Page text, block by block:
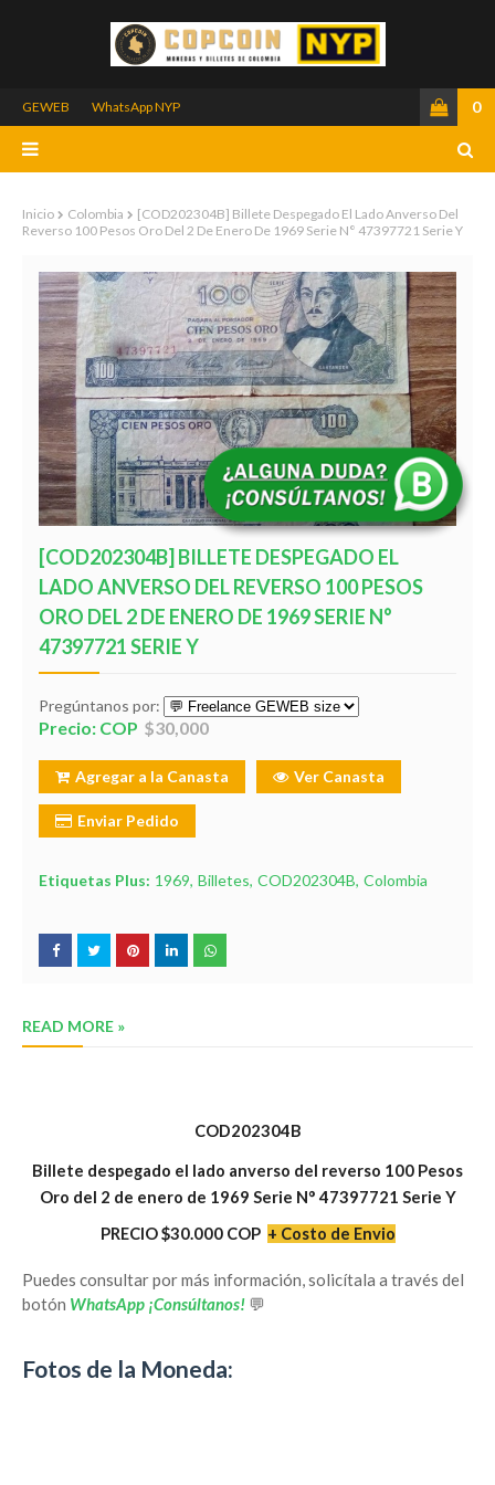
GEWEB WhatsApp NYP 0
Inicio Colombia
[COD202304B] Billete Despegado El Lado Anverso Del
Reverso 100 Pesos Oro Del 2 De Enero De 1969 Serie N° 47397721 Serie Y
[COD202304B] BILLETE DESPEGADO EL
LADO ANVERSO DEL REVERSO 100 PESOS
ORO DEL 2 DE ENERO DE 1969 SERIE N°
47397721 SERIE Y
Pregúntanos por:
Precio: COP $30,000
Agregar a la Canasta Ver Canasta
Enviar Pedido
Etiquetas Plus: 1969 Billetes COD202304B Colombia
READ MORE »
COD202304B
Billete despegado el lado anverso del reverso 100 Pesos
Oro del 2 de enero de 1969 Serie N° 47397721 Serie Y
PRECIO $30.000 COP + Costo de Envio
Puedes consultar por más información, solicítala a través del
botón WhatsApp ¡Consúltanos! 💬
Fotos de la Moneda: